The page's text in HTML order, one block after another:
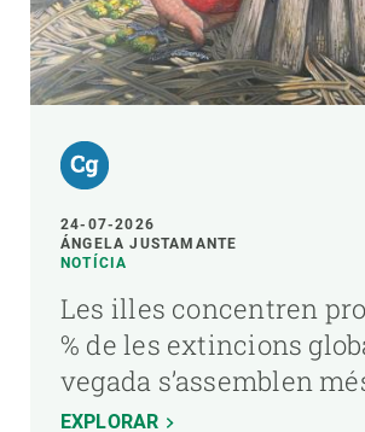
24-07-2026
ÁNGELA JUSTAMANTE
NOTÍCIA
Les illes concentren
% de les extincions
vegada s’assemblen
EXPLORAR